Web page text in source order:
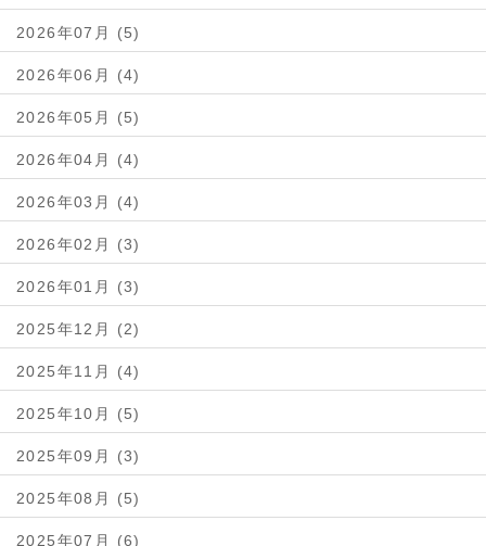
2026年07月 (5)
2026年06月 (4)
2026年05月 (5)
2026年04月 (4)
2026年03月 (4)
2026年02月 (3)
2026年01月 (3)
2025年12月 (2)
2025年11月 (4)
2025年10月 (5)
2025年09月 (3)
2025年08月 (5)
2025年07月 (6)